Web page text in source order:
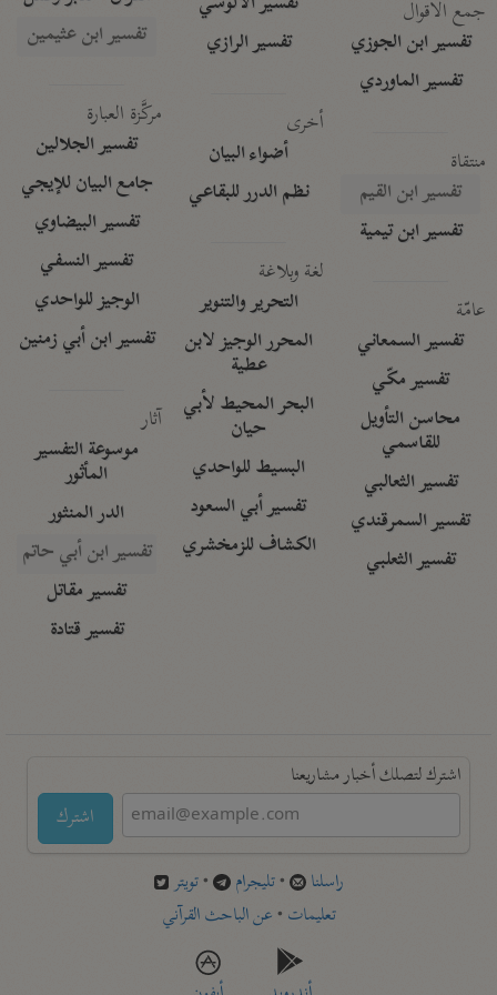
جمع الأقوال
تفسير ابن الجوزي
تفسير الماوردي
منتقاة
تفسير ابن القيم
تفسير ابن تيمية
عامّة
تفسير السمعاني
تفسير مكّي
محاسن التأويل
للقاسمي
تفسير الثعالبي
تفسير السمرقندي
تفسير الثعلبي
تفسير الرازي
أخرى
أضواء البيان
نظم الدرر للبقاعي
لغة وبلاغة
التحرير والتنوير
المحرر الوجيز لابن
عطية
البحر المحيط لأبي
حيان
البسيط للواحدي
تفسير أبي السعود
الكشاف للزمخشري
تفسير ابن عثيمين
مركَّزة العبارة
تفسير الجلالين
جامع البيان للإيجي
تفسير البيضاوي
تفسير النسفي
الوجيز للواحدي
تفسير ابن أبي زمنين
آثار
موسوعة التفسير
المأثور
الدر المنثور
تفسير ابن أبي حاتم
تفسير مقاتل
تفسير قتادة
اشترك لتصلك أخبار مشاريعنا
اشترك
راسلنا •تليجرام •تويتر
تعليمات •عن الباحث القرآني